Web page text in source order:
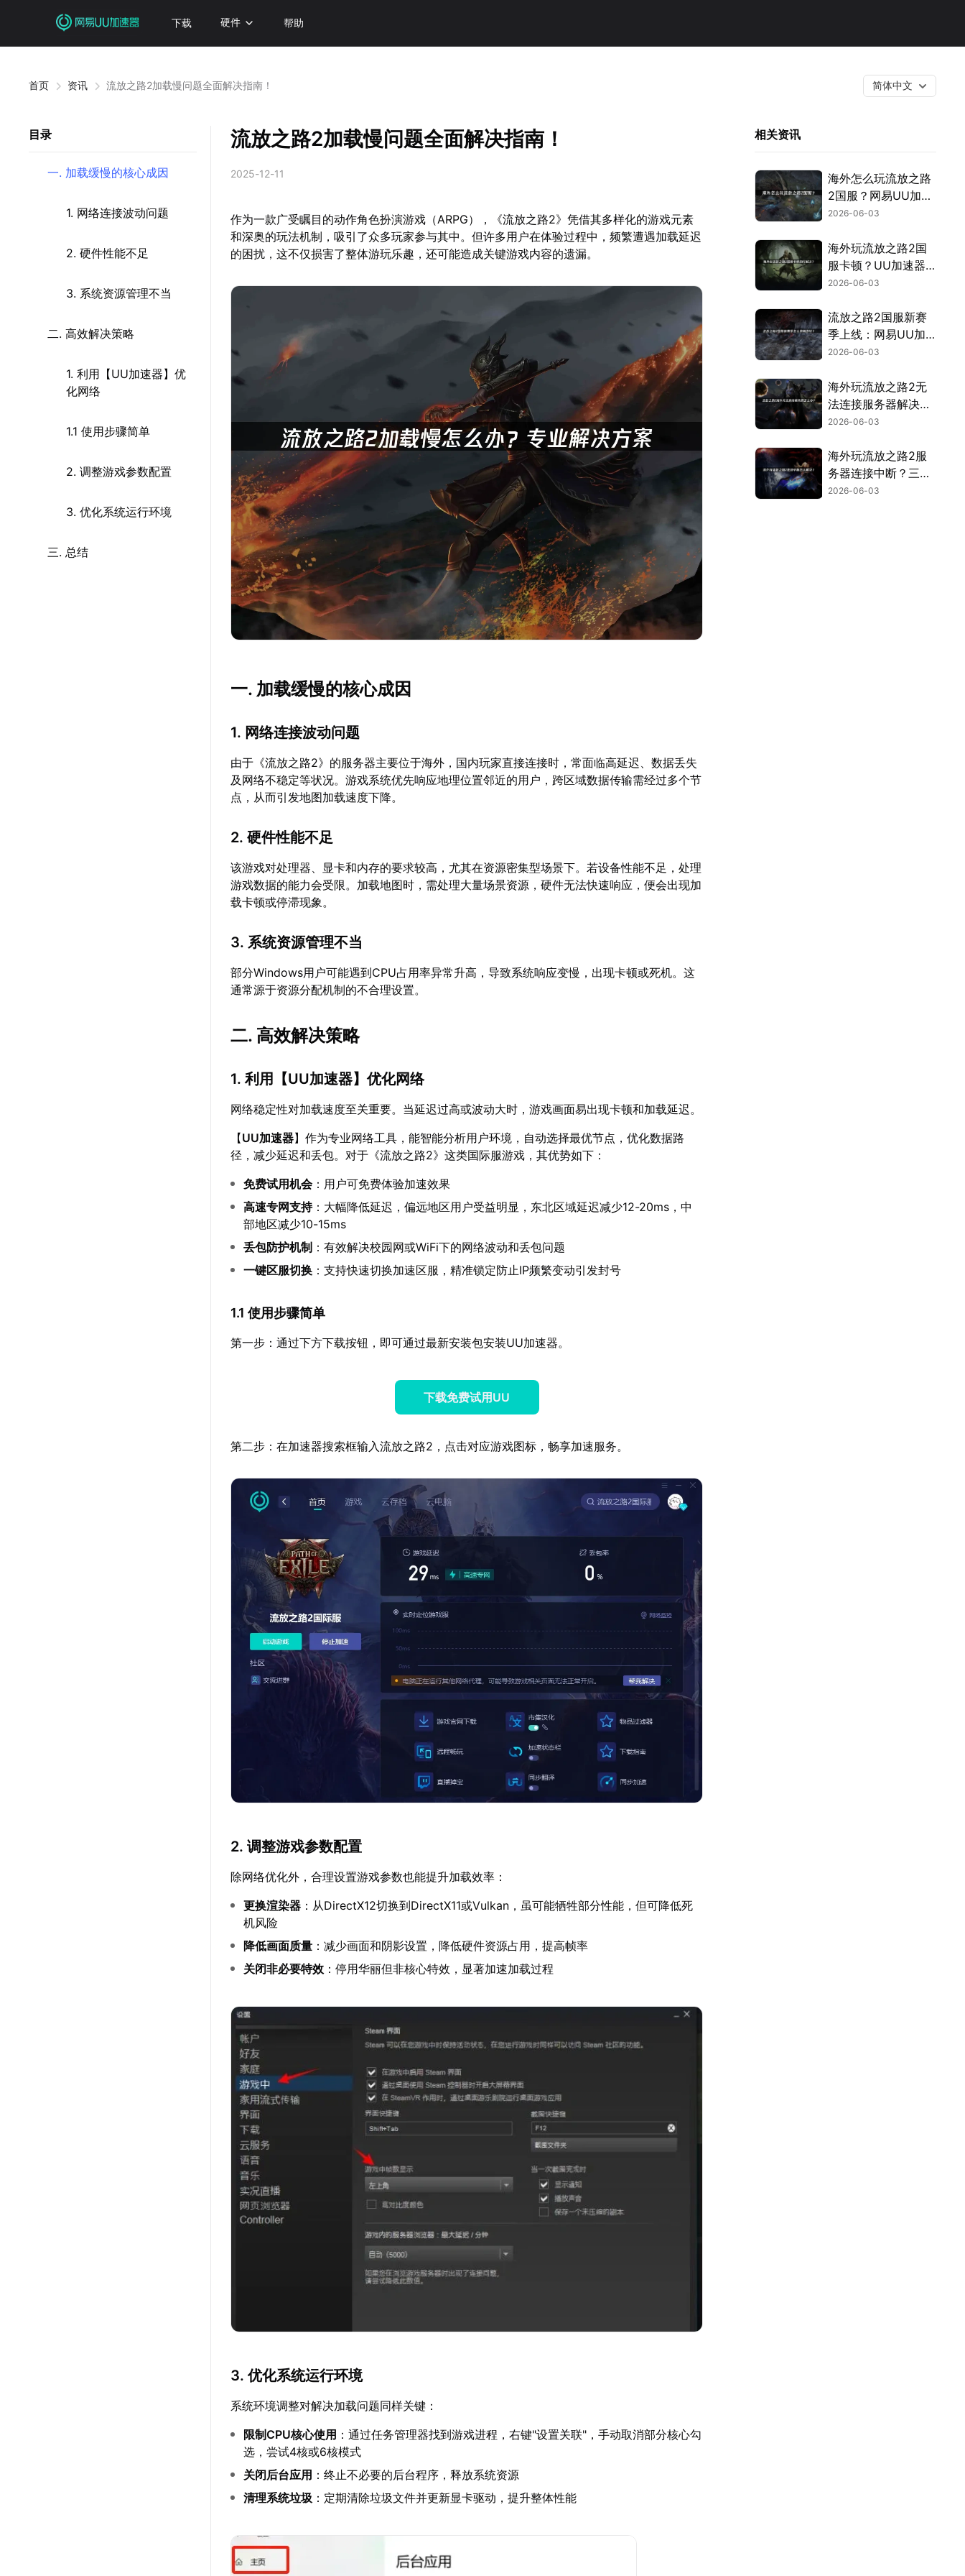
下载 硬件 帮助
首页 资讯 流放之路2加载慢问题全面解决指南！ 简体中文
目录
一. 加载缓慢的核心成因
1. 网络连接波动问题
2. 硬件性能不足
3. 系统资源管理不当
二. 高效解决策略
1. 利用【UU加速器】优
化网络
1.1 使用步骤简单
2. 调整游戏参数配置
3. 优化系统运行环境
三. 总结
流放之路2加载慢问题全面解决指南！
2025-12-11
作为一款广受瞩目的动作角色扮演游戏（ARPG），《流放之路2》凭借其多样化的游戏元素
和深奥的玩法机制，吸引了众多玩家参与其中。但许多用户在体验过程中，频繁遭遇加载延迟
的困扰，这不仅损害了整体游玩乐趣，还可能造成关键游戏内容的遗漏。
一. 加载缓慢的核心成因
1. 网络连接波动问题
由于《流放之路2》的服务器主要位于海外，国内玩家直接连接时，常面临高延迟、数据丢失
及网络不稳定等状况。游戏系统优先响应地理位置邻近的用户，跨区域数据传输需经过多个节
点，从而引发地图加载速度下降。
2. 硬件性能不足
该游戏对处理器、显卡和内存的要求较高，尤其在资源密集型场景下。若设备性能不足，处理
游戏数据的能力会受限。加载地图时，需处理大量场景资源，硬件无法快速响应，便会出现加
载卡顿或停滞现象。
3. 系统资源管理不当
部分Windows用户可能遇到CPU占用率异常升高，导致系统响应变慢，出现卡顿或死机。这
通常源于资源分配机制的不合理设置。
二. 高效解决策略
1. 利用【UU加速器】优化网络
网络稳定性对加载速度至关重要。当延迟过高或波动大时，游戏画面易出现卡顿和加载延迟。
【UU加速器】作为专业网络工具，能智能分析用户环境，自动选择最优节点，优化数据路
径，减少延迟和丢包。对于《流放之路2》这类国际服游戏，其优势如下：
免费试用机会：用户可免费体验加速效果
高速专网支持：大幅降低延迟，偏远地区用户受益明显，东北区域延迟减少12-20ms，中
部地区减少10-15ms
丢包防护机制 ：有效解决校园网或WiFi下的网络波动和丢包问题
一键区服切换 ：支持快速切换加速区服，精准锁定防止IP频繁变动引发封号
1.1 使用步骤简单
第一步：通过下方下载按钮，即可通过最新安装包安装UU加速器。
下载免费试用UU
第二步：在加速器搜索框输入流放之路2，点击对应游戏图标，畅享加速服务。
2. 调整游戏参数配置
除网络优化外，合理设置游戏参数也能提升加载效率：
更换渲染器 ：从DirectX12切换到DirectX11或Vulkan，虽可能牺牲部分性能，但可降低死
机风险
降低画面质量 ：减少画面和阴影设置，降低硬件资源占用，提高帧率
关闭非必要特效 ：停用华丽但非核心特效，显著加速加载过程
3. 优化系统运行环境
系统环境调整对解决加载问题同样关键：
限制CPU核心使用 ：通过任务管理器找到游戏进程，右键"设置关联"，手动取消部分核心勾
选，尝试4核或6核模式
关闭后台应用 ：终止不必要的后台程序，释放系统资源
清理系统垃圾 ：定期清除垃圾文件并更新显卡驱动，提升整体性能
相关资讯
海外怎么玩流放之路
2国服？网易UU加速
器一键解决！
2026-06-03
海外玩流放之路2国
服卡顿？UU加速器
一键解决跨国网络问
2026-06-03
流放之路2国服新赛
季上线：网易UU加
速器助你畅玩无卡
2026-06-03
海外玩流放之路2无
法连接服务器解决全
攻略！
2026-06-03
海外玩流放之路2服
务器连接中断？三大
原因与终极解决办
2026-06-03